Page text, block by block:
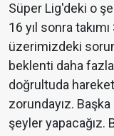
Süper Lig'deki o
16 yıl sonra
üzerimizdeki
beklenti daha
doğrultuda
zorundayız.
şeyler yapacağız.